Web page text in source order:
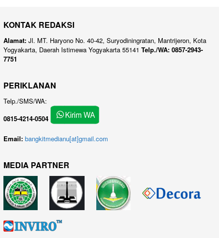
KONTAK REDAKSI
Alamat: Jl. MT. Haryono No. 40-42, Suryodiningratan, Mantrijeron, Kota
Yogyakarta, Daerah Istimewa Yogyakarta 55141 Telp./WA: 0857-2943-
7751
PERIKLANAN
Telp./SMS/WA:
0815-4214-0504
Email: bangkitmedianu[at]gmail.com
MEDIA PARTNER